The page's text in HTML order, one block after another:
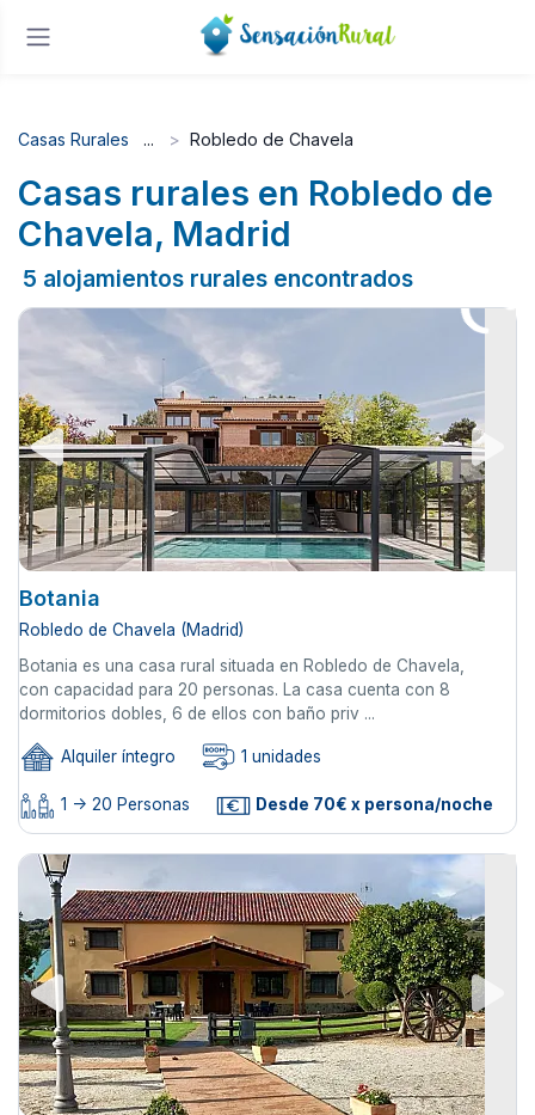
Casas Rurales Robledo de Chavela
Casas rurales en Robledo de
Chavela, Madrid
5 alojamientos rurales encontrados
Botania
Robledo de Chavela (Madrid)
Botania es una casa rural situada en Robledo de Chavela,
con capacidad para 20 personas. La casa cuenta con 8
dormitorios dobles, 6 de ellos con baño priv ...
Alquiler íntegro 1 unidades
1 -> 20 Personas Desde 70€ x persona/noche